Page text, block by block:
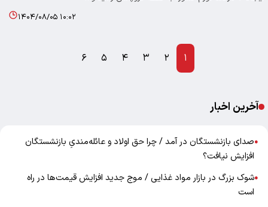
۱۴۰۴/۰۸/۰۵ ۱۰:۰۲
۱ ۲ ۳ ۴ ۵ ۶
آخرین اخبار
●صدای بازنشستگان در آمد / چرا حق اولاد و عائله‌مندیِ بازنشستگان
افزایش نیافت؟
●شوک بزرگ در بازار مواد غذایی / موج جدید افزایش قیمت‌ها در راه
است